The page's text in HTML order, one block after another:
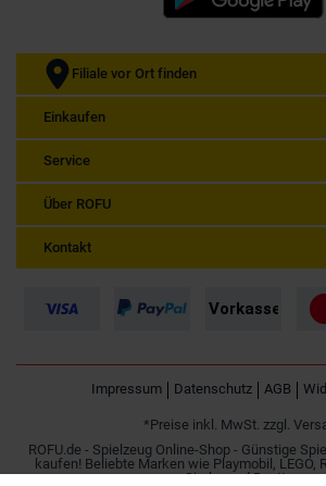
Filiale vor Ort finden
Einkaufen
Service
Über ROFU
Kontakt
Impressum Datenschutz AGB
*Preise inkl. MwSt. zzgl.
ROFU.de - Spielzeug Online-Shop - Günstige
kaufen! Beliebte Marken wie Playmobil, LEGO,
Simba und Besttoy.